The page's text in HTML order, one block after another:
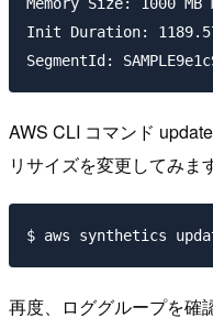
Init Duration: 1189.57
AWS CLI コマンド
リサイズを変更してみま
再度、ロググループを確